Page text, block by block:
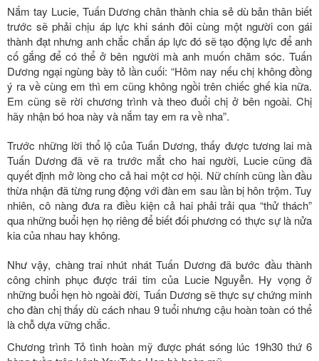
Nắm tay Lucie, Tuấn Dương chân thành chia sẻ dù bản thân biết
trước sẽ phải chịu áp lực khi sánh đôi cùng một người con gái
thành đạt nhưng anh chắc chắn áp lực đó sẽ tạo động lực để anh
cố gắng để có thể ở bên người mà anh muốn chăm sóc. Tuấn
Dương ngại ngùng bày tỏ lần cuối: “Hôm nay nếu chị không đồng
ý ra về cùng em thì em cũng không ngồi trên chiếc ghế kia nữa.
Em cũng sẽ rời chương trình và theo đuổi chị ở bên ngoài. Chị
hãy nhận bó hoa này và nắm tay em ra về nha”.
Trước những lời thổ lộ của Tuấn Dương, thấy được tương lai mà
Tuấn Dương đã vẽ ra trước mắt cho hai người, Lucie cũng đã
quyết định mở lòng cho cả hai một cơ hội. Nữ chính cũng lần đầu
thừa nhận đã từng rung động với đàn em sau lần bị hôn trộm. Tuy
nhiên, cô nàng đưa ra điều kiện cả hai phải trải qua “thử thách”
qua những buổi hẹn họ riêng để biết đối phương có thực sự là nửa
kia của nhau hay không.
Như vậy, chàng trai nhút nhát Tuấn Dương đã bước đầu thành
công chinh phục được trái tim của Lucie Nguyễn. Hy vọng ở
những buổi hẹn hò ngoài đời, Tuấn Dương sẽ thực sự chứng minh
cho đàn chị thấy dù cách nhau 9 tuổi nhưng cậu hoàn toàn có thể
là chỗ dựa vững chắc.
Chương trình Tỏ tình hoàn mỹ được phát sóng lúc 19h30 thứ 6